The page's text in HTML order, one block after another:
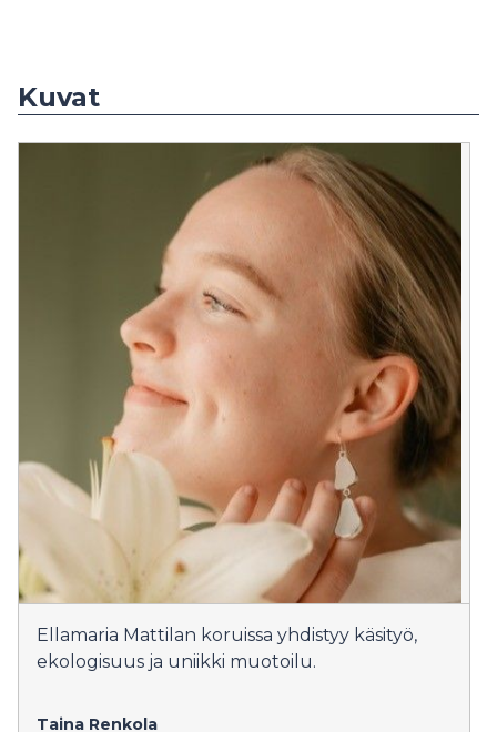
Kuvat
Ellamaria Mattilan koruissa yhdistyy käsityö,
ekologisuus ja uniikki muotoilu.
Taina Renkola